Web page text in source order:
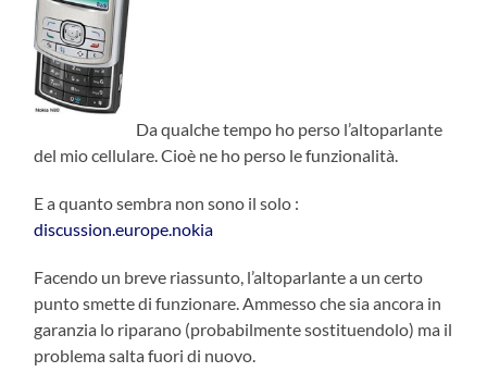
Da qualche tempo ho perso l’altoparlante
del mio cellulare. Cioè ne ho perso le funzionalità.
E a quanto sembra non sono il solo :
discussion.europe.nokia
Facendo un breve riassunto, l’altoparlante a un certo
punto smette di funzionare. Ammesso che sia ancora in
garanzia lo riparano (probabilmente sostituendolo) ma il
problema salta fuori di nuovo.